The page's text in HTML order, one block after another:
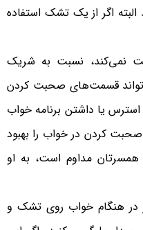
اگر از یک تشک استفاده
نمیکند، نسبت به شریک
قسمت‌های صحبت کردن
یا داشتن برنامه خواب
صحبت کردن در خواب را بهبود
مداوم است، به او
در هنگام خواب روی تشک و